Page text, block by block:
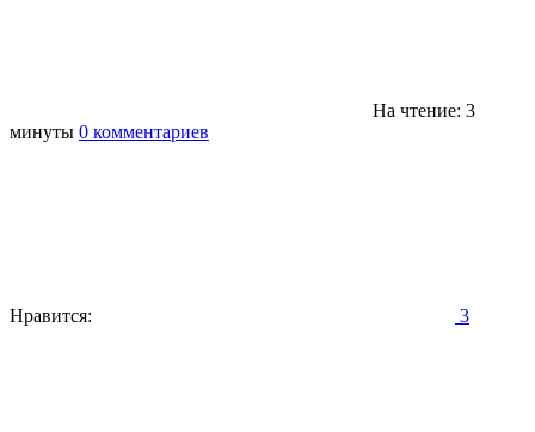
На чтение: 3
минуты 0 комментариев
Нравится: 3